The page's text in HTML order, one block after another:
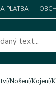
PLATBA
Nošení/Kojení/